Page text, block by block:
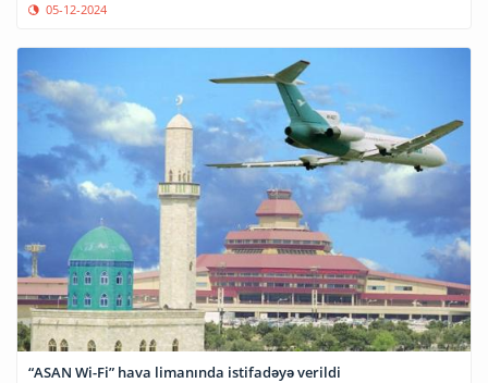
05-12-2024
“ASAN Wi-Fi” hava limanında istifadəyə verildi